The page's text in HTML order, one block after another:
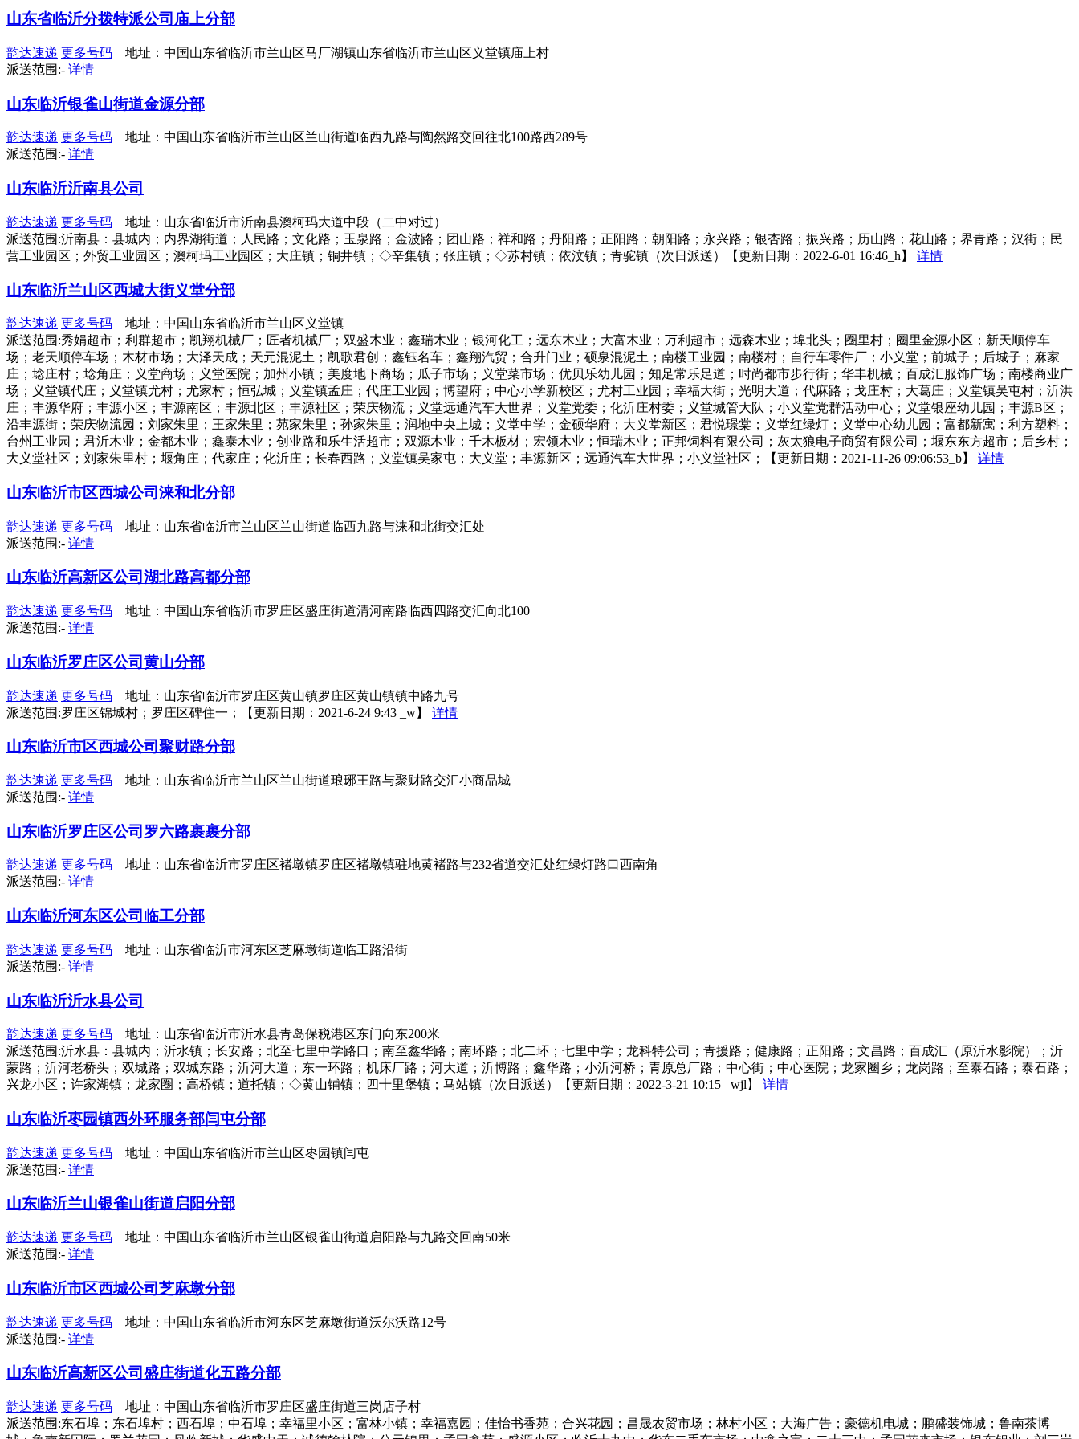
山东省临沂分拨特派公司庙上分部
韵达速递 更多号码 地址：中国山东省临沂市兰山区马厂湖镇山东省临沂市兰山区义堂镇庙上村
派送范围:- 详情
山东临沂银雀山街道金源分部
韵达速递 更多号码 地址：中国山东省临沂市兰山区兰山街道临西九路与陶然路交回往北100路西289号
派送范围:- 详情
山东临沂沂南县公司
韵达速递 更多号码 地址：山东省临沂市沂南县澳柯玛大道中段（二中对过）
派送范围:沂南县：县城内；内界湖街道；人民路；文化路；玉泉路；金波路；团山路；祥和路；丹阳路；正阳路；朝阳路；永兴路；银杏路；振兴路；历山路；花山路；界青路；汉街；民
营工业园区；外贸工业园区；澳柯玛工业园区；大庄镇；铜井镇；◇辛集镇；张庄镇；◇苏村镇；依汶镇；青驼镇（次日派送）【更新日期：2022-6-01 16:46_h】 详情
山东临沂兰山区西城大街义堂分部
韵达速递 更多号码 地址：中国山东省临沂市兰山区义堂镇
派送范围:秀娟超市；利群超市；凯翔机械厂；匠者机械厂；双盛木业；鑫瑞木业；银河化工；远东木业；大富木业；万利超市；远森木业；埠北头；圈里村；圈里金源小区；新天顺停车
场；老天顺停车场；木材市场；大泽天成；天元混泥土；凯歌君创；鑫钰名车；鑫翔汽贸；合升门业；硕泉混泥土；南楼工业园；南楼村；自行车零件厂；小义堂；前城子；后城子；麻家
庄；埝庄村；埝角庄；义堂商场；义堂医院；加州小镇；美度地下商场；瓜子市场；义堂菜市场；优贝乐幼儿园；知足常乐足道；时尚都市步行街；华丰机械；百成汇服饰广场；南楼商业广
场；义堂镇代庄；义堂镇尤村；尤家村；恒弘城；义堂镇孟庄；代庄工业园；博望府；中心小学新校区；尤村工业园；幸福大街；光明大道；代麻路；戈庄村；大葛庄；义堂镇吴屯村；沂洪
庄；丰源华府；丰源小区；丰源南区；丰源北区；丰源社区；荣庆物流；义堂远通汽车大世界；义堂党委；化沂庄村委；义堂城管大队；小义堂党群活动中心；义堂银座幼儿园；丰源B区；
沿丰源街；荣庆物流园；刘家朱里；王家朱里；苑家朱里；孙家朱里；润地中央上城；义堂中学；金硕华府；大义堂新区；君悦璟棠；义堂红绿灯；义堂中心幼儿园；富都新寓；利方塑料；
台州工业园；君沂木业；金都木业；鑫泰木业；创业路和乐生活超市；双源木业；千木板材；宏领木业；恒瑞木业；正邦饲料有限公司；灰太狼电子商贸有限公司；堰东东方超市；后乡村；
大义堂社区；刘家朱里村；堰角庄；代家庄；化沂庄；长春西路；义堂镇吴家屯；大义堂；丰源新区；远通汽车大世界；小义堂社区；【更新日期：2021-11-26 09:06:53_b】 详情
山东临沂市区西城公司涞和北分部
韵达速递 更多号码 地址：山东省临沂市兰山区兰山街道临西九路与涞和北街交汇处
派送范围:- 详情
山东临沂高新区公司湖北路高都分部
韵达速递 更多号码 地址：中国山东省临沂市罗庄区盛庄街道清河南路临西四路交汇向北100
派送范围:- 详情
山东临沂罗庄区公司黄山分部
韵达速递 更多号码 地址：山东省临沂市罗庄区黄山镇罗庄区黄山镇镇中路九号
派送范围:罗庄区锦城村；罗庄区碑住一；【更新日期：2021-6-24 9:43 _w】 详情
山东临沂市区西城公司聚财路分部
韵达速递 更多号码 地址：山东省临沂市兰山区兰山街道琅琊王路与聚财路交汇小商品城
派送范围:- 详情
山东临沂罗庄区公司罗六路裹裹分部
韵达速递 更多号码 地址：山东省临沂市罗庄区褚墩镇罗庄区褚墩镇驻地黄褚路与232省道交汇处红绿灯路口西南角
派送范围:- 详情
山东临沂河东区公司临工分部
韵达速递 更多号码 地址：山东省临沂市河东区芝麻墩街道临工路沿街
派送范围:- 详情
山东临沂沂水县公司
韵达速递 更多号码 地址：山东省临沂市沂水县青岛保税港区东门向东200米
派送范围:沂水县：县城内；沂水镇；长安路；北至七里中学路口；南至鑫华路；南环路；北二环；七里中学；龙科特公司；青援路；健康路；正阳路；文昌路；百成汇（原沂水影院）；沂
蒙路；沂河老桥头；双城路；双城东路；沂河大道；东一环路；机床厂路；河大道；沂博路；鑫华路；小沂河桥；青原总厂路；中心街；中心医院；龙家圈乡；龙岗路；至泰石路；泰石路；
兴龙小区；许家湖镇；龙家圈；高桥镇；道托镇；◇黄山铺镇；四十里堡镇；马站镇（次日派送）【更新日期：2022-3-21 10:15 _wjl】 详情
山东临沂枣园镇西外环服务部闫屯分部
韵达速递 更多号码 地址：中国山东省临沂市兰山区枣园镇闫屯
派送范围:- 详情
山东临沂兰山银雀山街道启阳分部
韵达速递 更多号码 地址：中国山东省临沂市兰山区银雀山街道启阳路与九路交回南50米
派送范围:- 详情
山东临沂市区西城公司芝麻墩分部
韵达速递 更多号码 地址：中国山东省临沂市河东区芝麻墩街道沃尔沃路12号
派送范围:- 详情
山东临沂高新区公司盛庄街道化五路分部
韵达速递 更多号码 地址：中国山东省临沂市罗庄区盛庄街道三岗店子村
派送范围:东石埠；东石埠村；西石埠；中石埠；幸福里小区；富林小镇；幸福嘉园；佳怡书香苑；合兴花园；昌晟农贸市场；林村小区；大海广告；豪德机电城；鹏盛装饰城；鲁南茶博